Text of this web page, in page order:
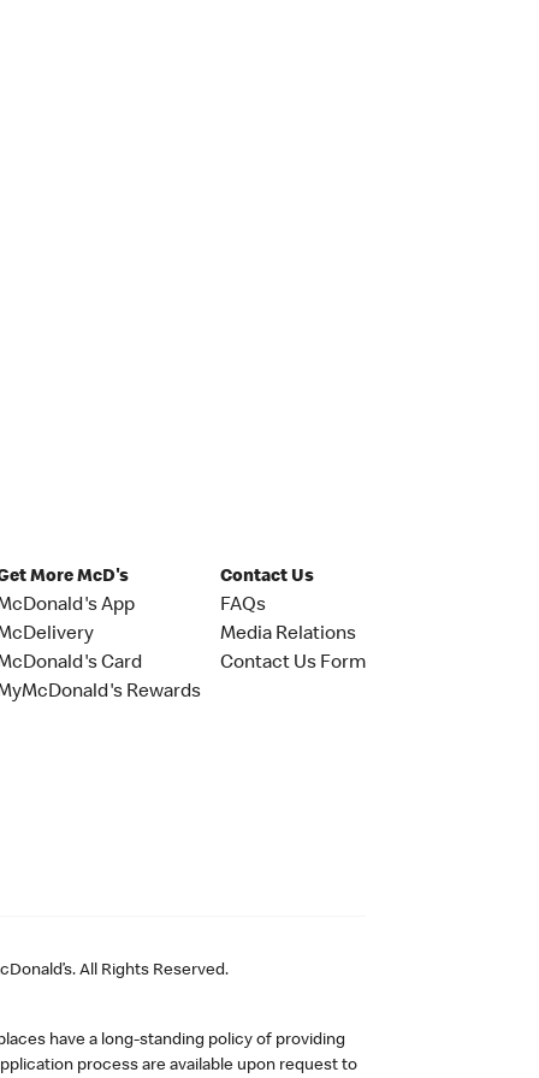
More McD's
App
Card
Rewards
Contact Us
FAQs
Media Relations
Contact Us Form
All Rights Reserved.
have a long-standing policy of providing
process are available upon request to